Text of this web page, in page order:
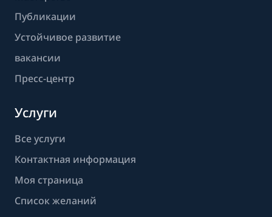
Публикации
Устойчивое развитие
вакансии
Пресс-центр
Услуги
Все услуги
Контактная информация
Моя страница
Список желаний